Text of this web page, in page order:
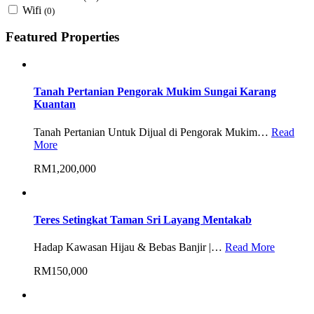
Wifi (0)
Featured Properties
Tanah Pertanian Pengorak Mukim Sungai Karang
Kuantan
Tanah Pertanian Untuk Dijual di Pengorak Mukim… Read
More
RM1,200,000
Teres Setingkat Taman Sri Layang Mentakab
Hadap Kawasan Hijau & Bebas Banjir |… Read More
RM150,000